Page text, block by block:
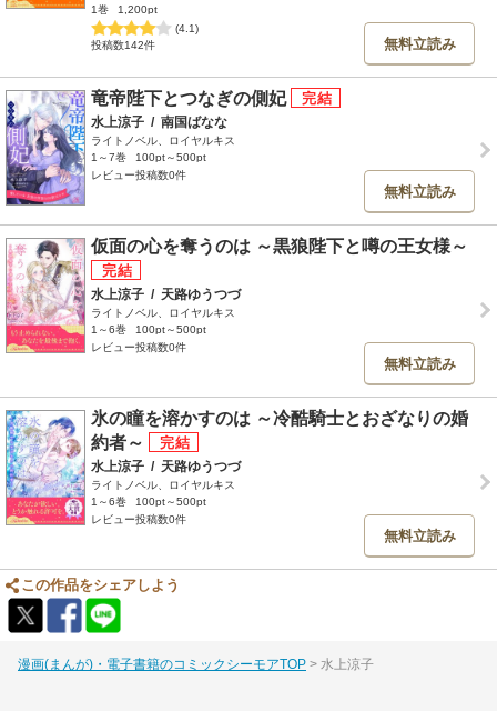
1巻
1,200pt
(4.1)
投稿数142件
無料立読み
竜帝陛下とつなぎの側妃
水上涼子 / 南国ばなな
ライトノベル、ロイヤルキス
1～7巻
100pt～500pt
レビュー投稿数0件
無料立読み
仮面の心を奪うのは ～黒狼陛下と噂の王女様～
水上涼子 / 天路ゆうつづ
ライトノベル、ロイヤルキス
1～6巻
100pt～500pt
レビュー投稿数0件
無料立読み
氷の瞳を溶かすのは ～冷酷騎士とおざなりの婚
約者～
水上涼子 / 天路ゆうつづ
ライトノベル、ロイヤルキス
1～6巻
100pt～500pt
レビュー投稿数0件
無料立読み
この作品をシェアしよう
漫画(まんが)・電子書籍のコミックシーモアTOP 水上涼子